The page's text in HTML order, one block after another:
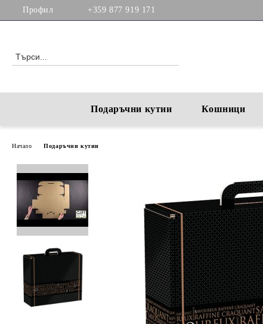
Профил +359 877 919 171
Подаръчни кутии Кошници
Начало Подаръчни кутии